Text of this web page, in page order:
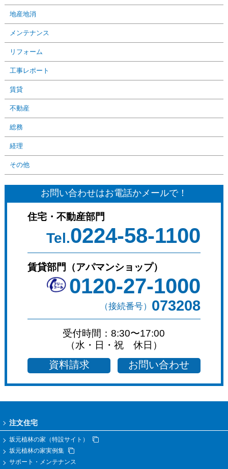
地産地消
メンテナンス
リフォーム
工事レポート
賃貸
不動産
総務
経理
その他
お問い合わせはお電話かメールで！
住宅・不動産部門
Tel.0224-58-1100
賃貸部門（アパマンショップ）
0120-27-1000
（接続番号） 073208
受付時間：8:30〜17:00
（水・日・祝 休日）
資料請求 お問い合わせ
注文住宅
坂元植林の家（特設サイト）
坂元植林の家実例集
サポート・メンテナンス